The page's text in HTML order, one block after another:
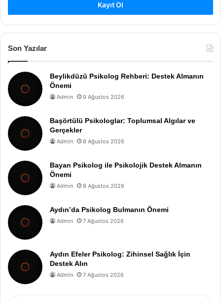
Kayıt Ol
Son Yazılar
Beylikdüzü Psikolog Rehberi: Destek Almanın
Önemi
Admin 9 Ağustos 2026
Başörtülü Psikologlar: Toplumsal Algılar ve
Gerçekler
Admin 8 Ağustos 2026
Bayan Psikolog ile Psikolojik Destek Almanın
Önemi
Admin 8 Ağustos 2026
Aydın’da Psikolog Bulmanın Önemi
Admin 7 Ağustos 2026
Aydın Efeler Psikolog: Zihinsel Sağlık İçin
Destek Alın
Admin 7 Ağustos 2026